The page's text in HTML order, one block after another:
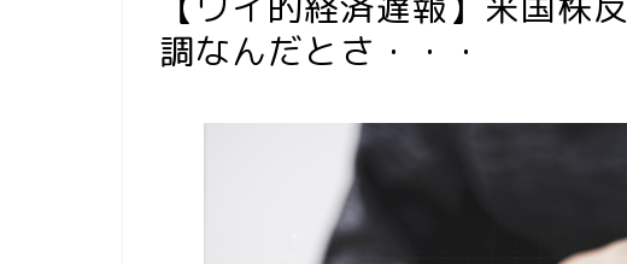
調なんだとさ・・・